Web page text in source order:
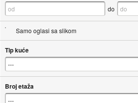
do
Samo oglasi sa slikom
Tip kuće
Broj etaža